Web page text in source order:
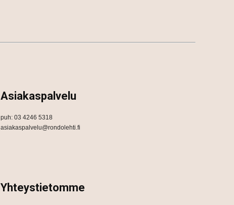
Asiakaspalvelu
puh: 03 4246 5318
asiakaspalvelu@rondolehti.fi
Yhteystietomme